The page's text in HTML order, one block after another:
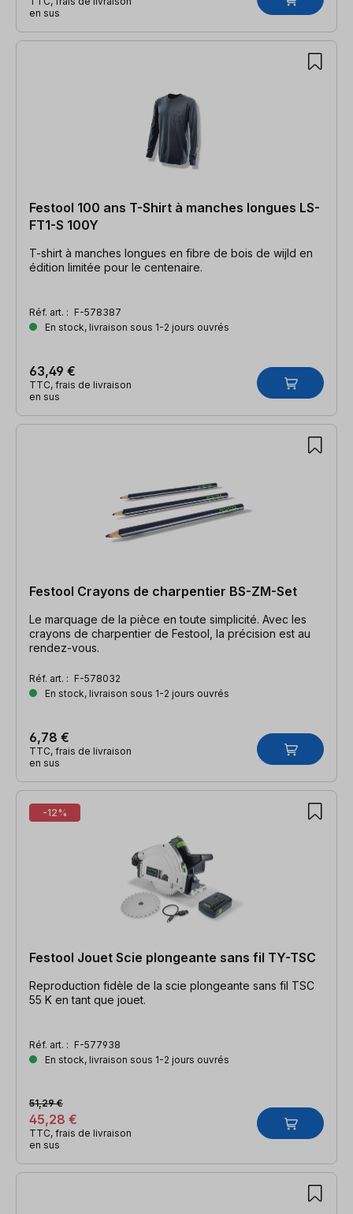
en sus
Festool 100 ans T-Shirt à manches longues LS-
FT1-S 100Y
T-shirt à manches longues en fibre de bois de wijld en
édition limitée pour le centenaire.
Réf. art. : F-578387
En stock, livraison sous 1-2 jours ouvrés
63,49 €
TTC, frais de livraison
en sus
Festool Crayons de charpentier BS-ZM-Set
Le marquage de la pièce en toute simplicité. Avec les
crayons de charpentier de Festool, la précision est au
rendez-vous.
Réf. art. : F-578032
En stock, livraison sous 1-2 jours ouvrés
6,78 €
TTC, frais de livraison
en sus
-12%
Festool Jouet Scie plongeante sans fil TY-TSC
Reproduction fidèle de la scie plongeante sans fil TSC
55 K en tant que jouet.
Réf. art. : F-577938
En stock, livraison sous 1-2 jours ouvrés
45,28 €
51,29 €
TTC, frais de livraison
en sus